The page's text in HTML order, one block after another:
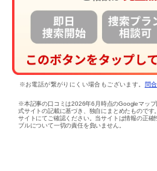
※お電話が繋がりにくい場合もございます。 問
※本記事の口コミは2026年6月時点のGoogleマッ
式サイトの記載に基づき、独自にまとめたもので
サイトにてご確認ください。当サイトは情報の正確
ブルについて一切の責任を負いません。